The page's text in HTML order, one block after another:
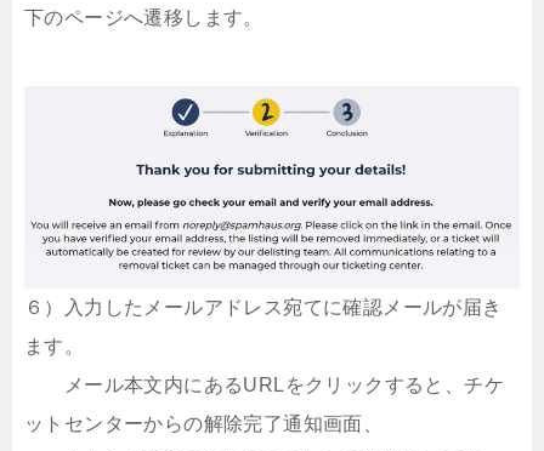
下のページへ遷移します。
６）入力したメールアドレス宛てに確認メールが届き
ます。
メール本文内にあるURLをクリックすると、チケ
ットセンターからの解除完了通知画面、